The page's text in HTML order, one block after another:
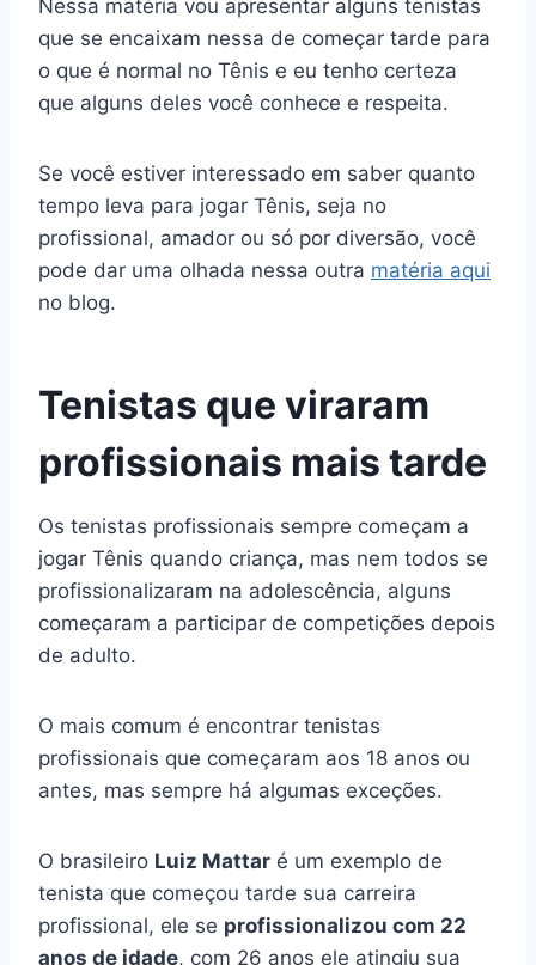
Nessa matéria vou apresentar alguns tenistas
que se encaixam nessa de começar tarde para
o que é normal no Tênis e eu tenho certeza
que alguns deles você conhece e respeita.
Se você estiver interessado em saber quanto
tempo leva para jogar Tênis, seja no
profissional, amador ou só por diversão, você
pode dar uma olhada nessa outra matéria aqui
no blog.
Tenistas que viraram
profissionais mais tarde
Os tenistas profissionais sempre começam a
jogar Tênis quando criança, mas nem todos se
profissionalizaram na adolescência, alguns
começaram a participar de competições depois
de adulto.
O mais comum é encontrar tenistas
profissionais que começaram aos 18 anos ou
antes, mas sempre há algumas exceções.
O brasileiro Luiz Mattar é um exemplo de
tenista que começou tarde sua carreira
profissional, ele se profissionalizou com 22
anos de idade, com 26 anos ele atingiu sua